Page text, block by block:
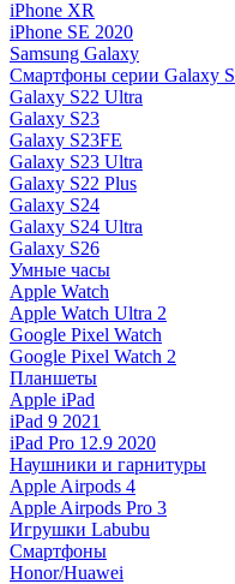
iPhone XR
iPhone SE 2020
Samsung Galaxy
Смартфоны серии Galaxy S
Galaxy S22 Ultra
Galaxy S23
Galaxy S23FE
Galaxy S23 Ultra
Galaxy S22 Plus
Galaxy S24
Galaxy S24 Ultra
Galaxy S26
Умные часы
Apple Watch
Apple Watch Ultra 2
Google Pixel Watch
Google Pixel Watch 2
Планшеты
Apple iPad
iPad 9 2021
iPad Pro 12.9 2020
Наушники и гарнитуры
Apple Airpods 4
Apple Airpods Pro 3
Игрушки Labubu
Смартфоны
Honor/Huawei